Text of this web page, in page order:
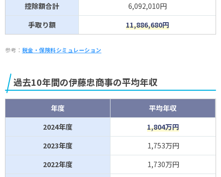
控除額合計
6,092,010円
手取り額
11,886,680円
参考： 税金・保険料シミュレーション
過去10年間の伊藤忠商事の平均年収
年度
平均年収
2024年度
1,804万円
2023年度
1,753万円
2022年度
1,730万円